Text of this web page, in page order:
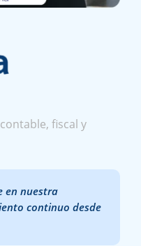
fiscal y
en nuestra
continuo desde